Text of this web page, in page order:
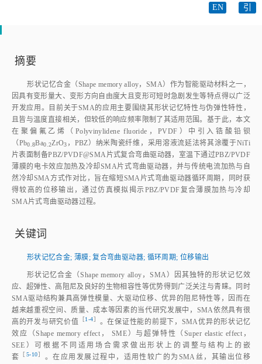
EN 引
摘要
形状记忆合金（Shape memory alloy，SMA）作为智能驱动材料之一，
因具有变形量大、变形方向自由度大且变形可短时急剧发生等特点得以广泛
开发应用。目前关于SMA的应用主要围绕其形状记忆特性与伪弹性特性，
且皆与温度直接相关，但较低的响应频率限制了其适用范围。基于此，本文
在聚偏氟乙烯（Polyvinylidene fluoride，PVDF）中引入锆酸铅钡
（Pb0.8Ba0.2ZrO3 ，PBZ）纳米陶瓷纤维，采用溶液流延法将其涂覆于NiTi
片表面制备PBZ/PVDF@SMA片式复合弯曲驱动器，室温下通过PBZ/PVDF
薄膜的电卡效应加热及冷却SMA片式弯曲驱动器，并与传统电流加热与自
然冷却SMA方式作对比，旨在缩短SMA片式弯曲驱动器循环周期，同时获
得较高的位移输出，通过仿真模拟揭示PBZ/PVDF复合薄膜加热与冷却
SMA片式弯曲驱动器过程。
关键词
形状记忆合金; 薄膜;复合弯曲驱动器; 循环周期; 位移输出
形状记忆合金（Shape memory alloy，SMA）因其独特的形状记忆效
应、超弹性、高阻尼及良好的生物相容性等优势得到广泛关注与青睐。同时
SMA驱动结构兼具高弹性模量、大驱动位移、优异的阻尼特性等，因而在
越来越重视空间、质量、成本等因素的当代研究发展中，SMA依然具有很
高的开发与研究价值 ［1‑4］ 。在保证性能的前提下，SMA优异的形状记忆
效应（Shape memory effect， SME）与超弹特性（Super elastic effect，
SEE）可根据不同适用场合需求做出形状上的调整与结构上的嵌
套
［ 5‑10］ 。在应用发展过程中，适用性较广的为SMA丝，其输出位移